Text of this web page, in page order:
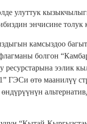
улуттук
энчисине толук
камсыздоо
болгон
ээлик
ГЭСи өтө маанилүү